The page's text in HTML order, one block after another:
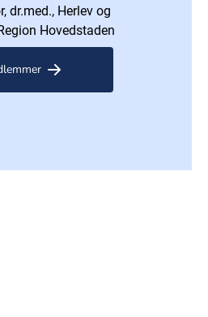
dr.med., Herlev og
Hovedstaden